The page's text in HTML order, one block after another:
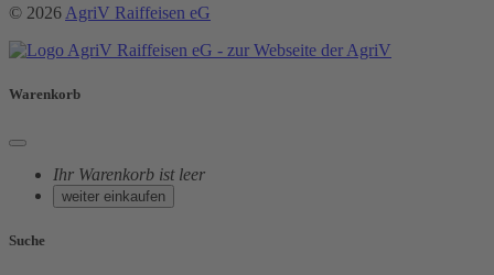
© 2026AgriV Raiffeisen eG
Warenkorb
Ihr Warenkorb ist leer
weiter einkaufen
Suche